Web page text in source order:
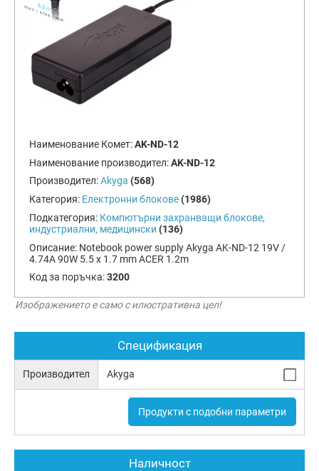
Наименование Комет:AK-ND-12
Наименование производител:AK-ND-12
Производител:Akyga (568)
Категория: Електронни блокове (1986)
Подкатегория: Компютърни захранващи блокове,
индустриални, медицински (136)
Описание: Notebook power supply Akyga AK-ND-12 19V /
4.74A 90W 5.5 x 1.7 mm ACER 1.2m
Код за поръчка:3200
Изображението е само с илюстративна цел!
Спецификация
Производител Akyga
Продукти с подобни параметри
Наличност